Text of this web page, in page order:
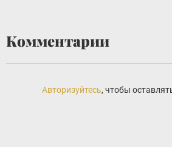
Комментарии
Авторизуйтесь, чтобы